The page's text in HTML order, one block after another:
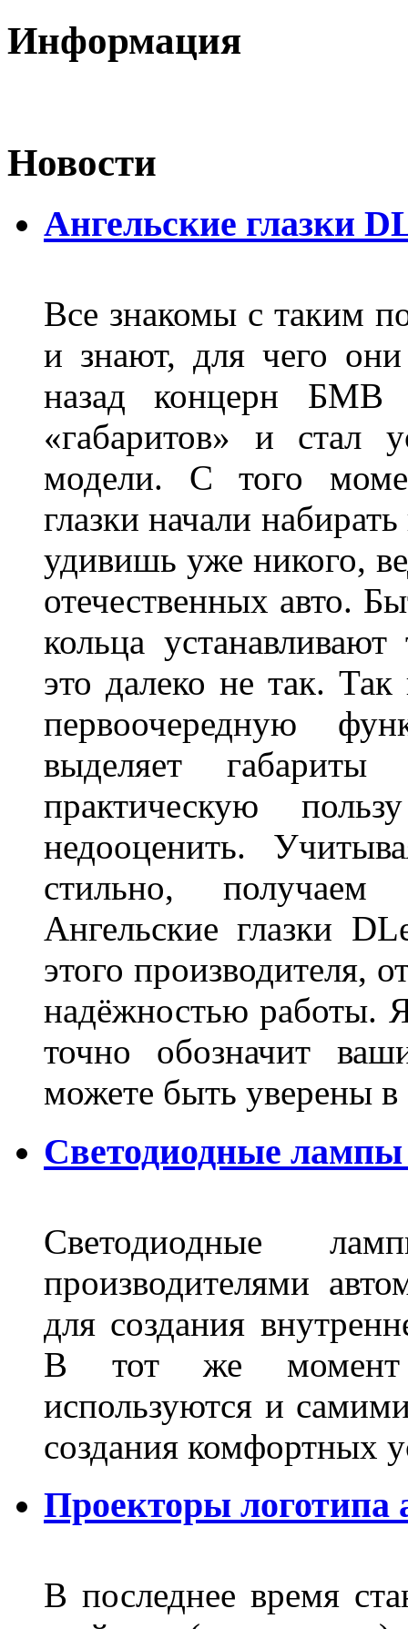
Информация
Новости
Ангельские глазки
Все знакомы с таким
и знают, для чего
назад концерн БМВ
«габаритов» и стал
модели. С того
глазки начали
удивишь уже никого,
отечественных авто.
кольца
это далеко не так. Так
первоочередную
выделяет
практическую
недооценить.
стильно,
Ангельские глазки
этого производителя,
надёжностью работы.
точно обозначит
можете быть уверены
Светодиодные
Светодиодные
производителями
для создания
В тот же момент
используются и
создания комфортных
Проекторы логотипа
В последнее время